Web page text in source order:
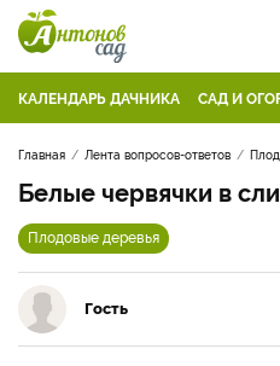
КАЛЕНДАРЬ ДАЧНИКА САД И
Главная Лента вопросов-ответов
Белые червячки в
Плодовые деревья
Гость